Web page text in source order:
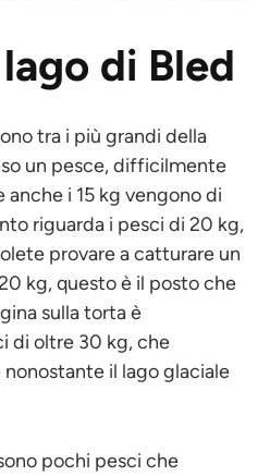
di Bled
tra i più grandi della
un pesce, difficilmente
anche i 15 kg vengono di
riguarda i pesci di 20 kg,
provare a catturare un
kg, questo è il posto che
sulla torta è
di oltre 30 kg, che
il lago glaciale
pochi pesci che